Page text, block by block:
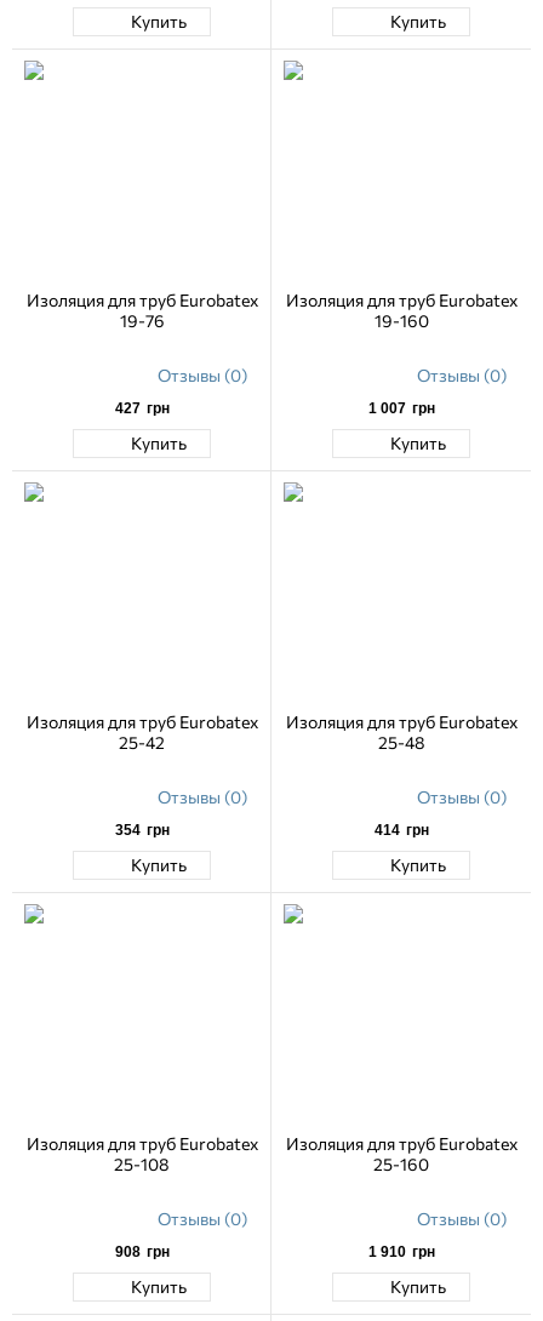
Купить Купить
Изоляция для труб Eurobatex
19-76
Отзывы (0)
427 грн
Купить
Изоляция для труб Eurobatex
19-160
Отзывы (0)
1 007 грн
Купить
Изоляция для труб Eurobatex
25-42
Отзывы (0)
354 грн
Купить
Изоляция для труб Eurobatex
25-48
Отзывы (0)
414 грн
Купить
Изоляция для труб Eurobatex
25-108
Отзывы (0)
908 грн
Купить
Изоляция для труб Eurobatex
25-160
Отзывы (0)
1 910 грн
Купить